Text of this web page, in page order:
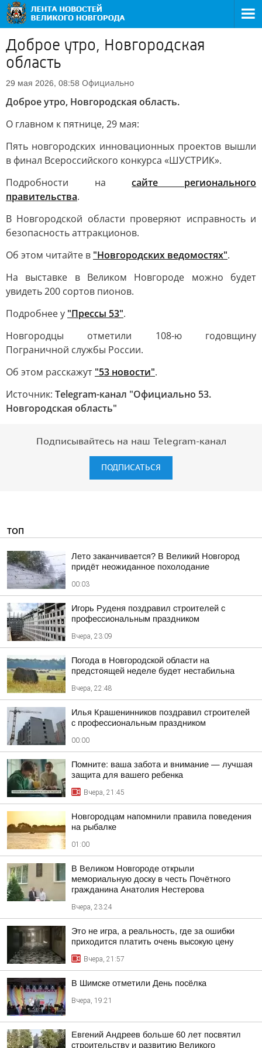
Доброе утро, Новгородская
область
29 мая 2026, 08:58 Официально
Доброе утро, Новгородская область.
О главном к пятнице, 29 мая:
Пять новгородских инновационных проектов вышли
в финал Всероссийского конкурса «ШУСТРИК».
Подробности насайте регионального
правительства.
В Новгородской области проверяют исправность и
безопасность аттракционов.
Об этом читайте в "Новгородских ведомостях".
На выставке в Великом Новгороде можно будет
увидеть 200 сортов пионов.
Подробнее у "Прессы 53".
Новгородцы отметили 108-ю годовщину
Пограничной службы России.
Об этом расскажут "53 новости".
Источник: Telegram-канал "Официально 53.
Новгородская область"
Подписывайтесь на наш Telegram-канал
ПОДПИСАТЬСЯ
ТОП
Лето заканчивается? В Великий Новгород
придёт неожиданное похолодание
00:03
Игорь Руденя поздравил строителей с
профессиональным праздником
Вчера, 23:09
Погода в Новгородской области на
предстоящей неделе будет нестабильна
Вчера, 22:48
Илья Крашенинников поздравил строителей
с профессиональным праздником
00:00
Помните: ваша забота и внимание — лучшая
защита для вашего ребенка
Вчера, 21:45
Новгородцам напомнили правила поведения
на рыбалке
01:00
В Великом Новгороде открыли
мемориальную доску в честь Почётного
гражданина Анатолия Нестерова
Вчера, 23:24
Это не игра, а реальность, где за ошибки
приходится платить очень высокую цену
Вчера, 21:57
В Шимске отметили День посёлка
Вчера, 19:21
Евгений Андреев больше 60 лет посвятил
строительству и развитию Великого